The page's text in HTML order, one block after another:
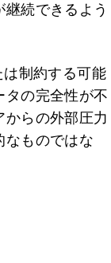
続できるよう
制約する可能
タの完全性が不
らの外部圧力
なものではな